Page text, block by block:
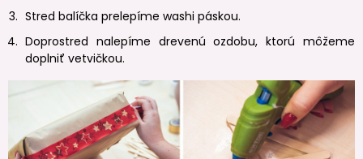
Stred balíčka prelepíme washi páskou.
Doprostred nalepíme drevenú ozdobu, ktorú môžeme
doplniť vetvičkou.